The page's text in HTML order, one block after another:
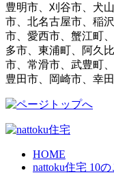
豊明市、刈谷市、犬
市、北名古屋市、稲
市、愛西市、蟹江町
多市、東浦町、阿久
市、常滑市、武豊町
豊田市、岡崎市、幸
HOME
nattoku住宅 10の